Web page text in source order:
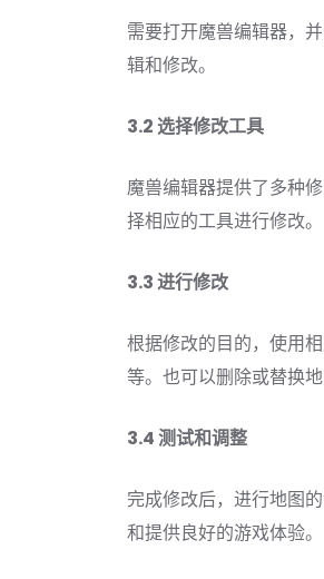
需要打开魔兽编辑器，
辑和修改。
3.2 选择修改工具
魔兽编辑器提供了多种
择相应的工具进行修改。
3.3 进行修改
根据修改的目的，使用
等。也可以删除或替换地
3.4 测试和调整
完成修改后，进行地图
和提供良好的游戏体验。